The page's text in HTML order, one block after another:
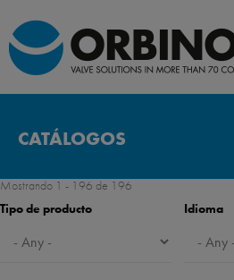
CATÁLOGOS
Mostrando 1 - 196 de 196
Tipo de producto
Idioma